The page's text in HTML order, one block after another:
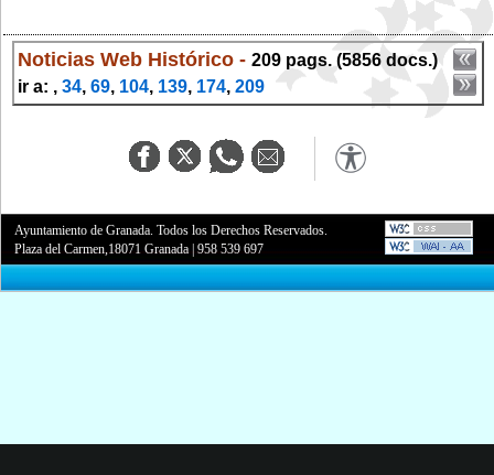
Noticias Web Histórico - 209 pags. (5856 docs.)
ir a: , 34, 69, 104, 139, 174, 209
Ayuntamiento de Granada. Todos los Derechos Reservados.
Plaza del Carmen,18071 Granada |958 539 697